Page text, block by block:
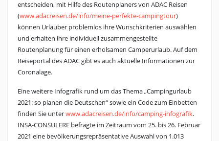
entscheiden, mit Hilfe des Routenplaners von ADAC Reisen
(www.adacreisen.de/info/meine-perfekte-campingtour)
können Urlauber problemlos ihre Wunschkriterien auswählen
und erhalten ihre individuell zusammengestellte
Routenplanung für einen erholsamen Camperurlaub. Auf dem
Reiseportal des ADAC gibt es auch aktuelle Informationen zur
Coronalage.
Eine weitere Infografik rund um das Thema „Campingurlaub
2021: so planen die Deutschen“ sowie ein Code zum Einbetten
finden Sie unterwww.adacreisen.de/info/camping-infografik.
INSA-CONSULERE befragte im Zeitraum vom 25. bis 26. Februar
2021 eine bevölkerungsrepräsentative Auswahl von 1.013